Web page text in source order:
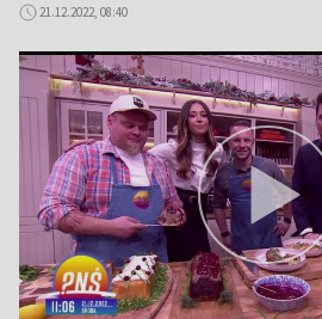
21.12.2022, 08:40